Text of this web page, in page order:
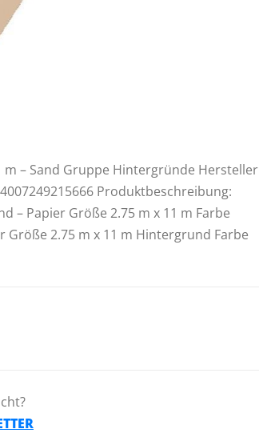
m – Sand Gruppe Hintergründe Hersteller
Produktbeschreibung:
– Papier Größe 2.75 m x 11 m Farbe
2.75 m x 11 m Hintergrund Farbe